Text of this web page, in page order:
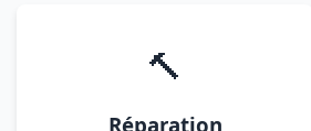
🔨
Réparation